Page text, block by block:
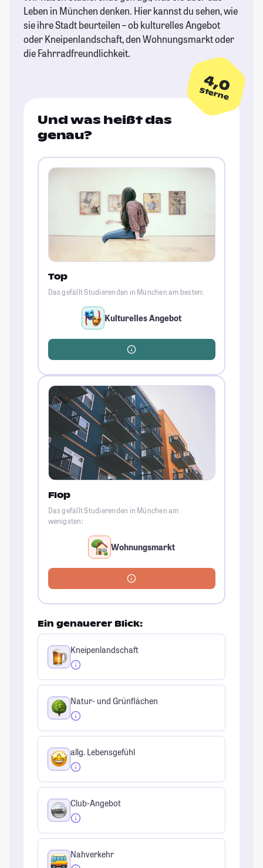
Leben in München denken. Hier kannst du sehen, wie
sie ihre Stadt beurteilen – ob kulturelles Angebot
oder Kneipenlandschaft, den Wohnungsmarkt oder
die Fahrradfreundlichkeit.
4,0
Sterne
Und was heißt das
genau?
Top
Das gefällt Studierenden in München am besten:
Kulturelles Angebot
Flop
Das gefällt Studierenden in München am
wenigsten:
Wohnungsmarkt
Ein genauerer Blick:
Kneipenlandschaft
Natur- und Grünflächen
allg. Lebensgefühl
Club-Angebot
Nahverkehr